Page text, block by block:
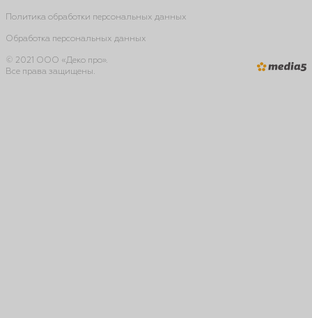
Политика обработки персональных данных
Обработка персональных данных
© 2021 ООО «Деко про».
Все права защищены.